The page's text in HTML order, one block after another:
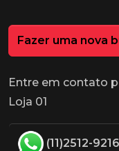
Fazer uma nova
Entre em contato
Loja 01
(11)2512-9216